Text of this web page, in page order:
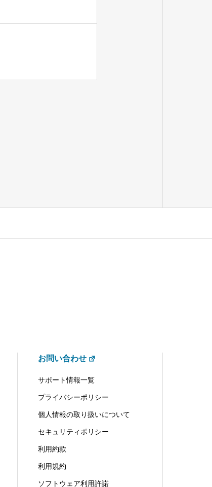
お問い合わせ
サポート情報一覧
プライバシーポリシー
個人情報の取り扱いについて
セキュリティポリシー
利用約款
利用規約
ソフトウェア利用許諾